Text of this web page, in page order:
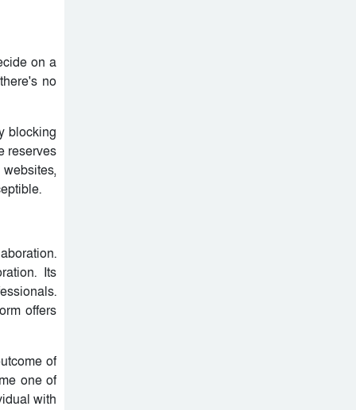
on a
no
blocking
reserves
Its
offers
of
one of
with